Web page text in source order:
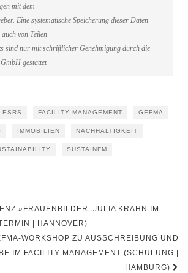
mit dem
Eine systematische Speicherung dieser Daten
von Teilen
sind nur mit schriftlicher Genehmigung durch die
gestattet
ESRS FACILITY MANAGEMENT GEFMA
IMMOBILIEN NACHHALTIGKEIT
SUSTAINFM
»FRAUENBILDER. JULIA KRAHN IM
| HANNOVER)
WORKSHOP ZU AUSSCHREIBUNG UND
IM FACILITY MANAGEMENT (SCHULUNG |
HAMBURG)